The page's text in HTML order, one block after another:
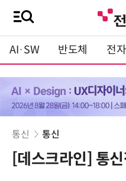
AI·SW 반도체 전자
통신 통신
[데스크라인] 통신